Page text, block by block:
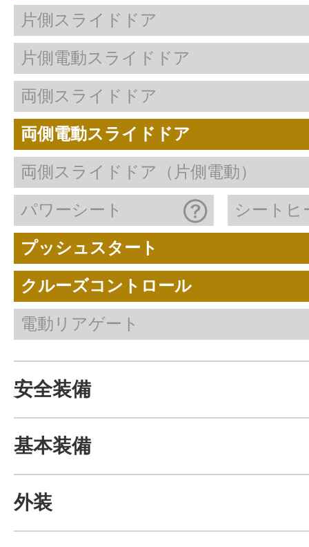
片側スライドドア
片側電動スライドドア
両側スライドドア
両側電動スライドドア
両側スライドドア（片側電動）
パワーシート シートヒ
プッシュスタート
クルーズコントロール
電動リアゲート
安全装備
基本装備
外装